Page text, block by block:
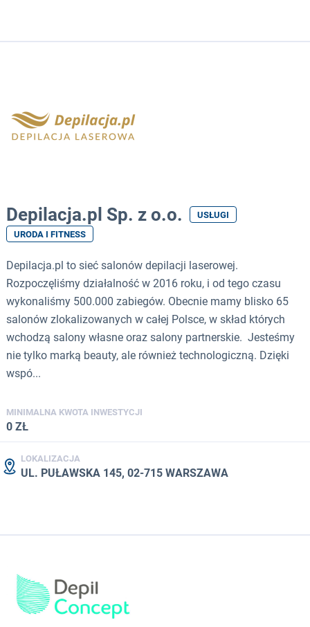
Depilacja.pl Sp. z o.o.
USŁUGI
URODA I FITNESS
Depilacja.pl to sieć salonów depilacji laserowej.
Rozpoczęliśmy działalność w 2016 roku, i od tego czasu
wykonaliśmy 500.000 zabiegów. Obecnie mamy blisko 65
salonów zlokalizowanych w całej Polsce, w skład których
wchodzą salony własne oraz salony partnerskie. Jesteśmy
nie tylko marką beauty, ale również technologiczną. Dzięki
wspó...
MINIMALNA KWOTA INWESTYCJI
0 ZŁ
LOKALIZACJA
UL. PUŁAWSKA 145, 02-715 WARSZAWA